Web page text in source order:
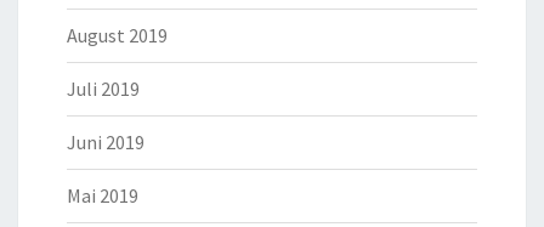
August 2019
Juli 2019
Juni 2019
Mai 2019